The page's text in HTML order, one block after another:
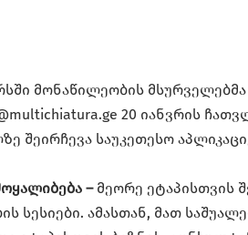
მონაწილეობის
20 იანვრის
შეირჩევა საუკეთესო
– მეორე ეტაპისთვის
სესიები. ამასთან, მათ